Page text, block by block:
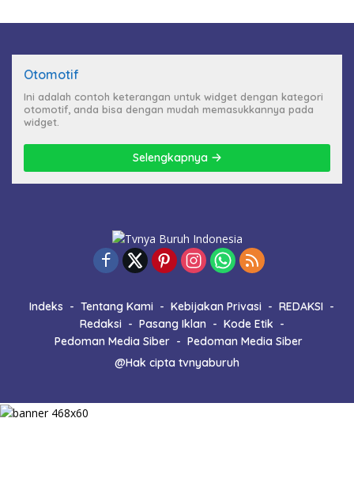
Otomotif
Ini adalah contoh keterangan untuk widget dengan kategori
otomotif, anda bisa dengan mudah memasukkannya pada
widget.
Selengkapnya
Indeks Tentang Kami Kebijakan Privasi
REDAKSI
Redaksi
Pasang Iklan
Kode Etik
Pedoman Media Siber
Pedoman Media Siber
@Hak cipta tvnyaburuh